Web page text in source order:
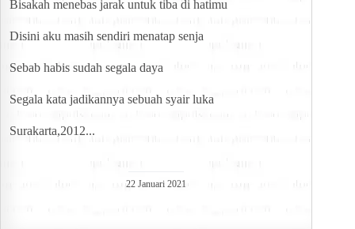
Bisakah menebas jarak untuk tiba di hatimu
Disini aku masih sendiri menatap senja
Sebab habis sudah segala daya
Segala kata jadikannya sebuah syair luka
Surakarta,2012...
22 Januari 2021